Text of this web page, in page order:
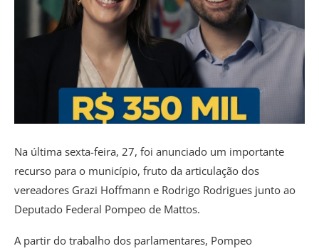
Na última sexta-feira, 27, foi anunciado um importante
recurso para o município, fruto da articulação dos
vereadores Grazi Hoffmann e Rodrigo Rodrigues junto ao
Deputado Federal Pompeo de Mattos.
A partir do trabalho dos parlamentares, Pompeo